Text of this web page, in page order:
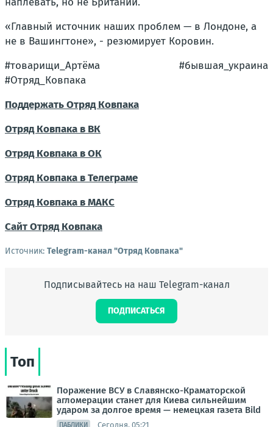
«Главный источник наших проблем — в Лондоне, а
не в Вашингтоне», - резюмирует Коровин.
#товарищи_Артёма #бывшая_украина
#Отряд_Ковпака
Поддержать Отряд Ковпака
Отряд Ковпака в ВК
Отряд Ковпака в ОК
Отряд Ковпака в Телеграме
Отряд Ковпака в МАКС
Сайт Отряд Ковпака
Источник: Telegram-канал "Отряд Ковпака"
Подписывайтесь на наш Telegram-канал
ПОДПИСАТЬСЯ
Топ
Поражение ВСУ в Славянско-Краматорской
агломерации станет для Киева сильнейшим
ударом за долгое время — немецкая газета Bild
ПАБЛИКИ Сегодня, 05:21